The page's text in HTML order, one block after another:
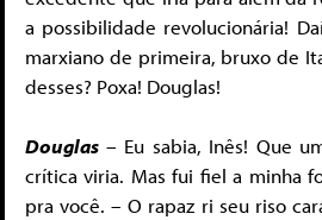
a possibilidade revolucionária!
marxiano de primeira, bruxo de
desses? Poxa! Douglas!
Douglas – Eu sabia, Inês! Que
crítica viria. Mas fui fiel a minha
pra você. – O rapaz ri seu riso